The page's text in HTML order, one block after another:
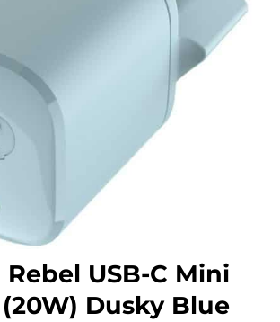
Rebel USB-C Mini
Dusky Blue